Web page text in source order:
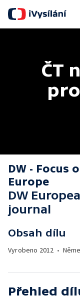
ČT
DW - Focus
Europe
DW
journal
Obsah dílu
Vyrobeno 2012 •
Přehled